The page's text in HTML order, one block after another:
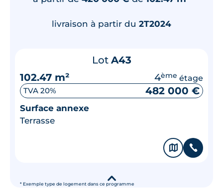
* Exemple type de logement dans ce programme
livraison à partir du 2T2024
Lot A43
102.47 m²
4ème étage
TVA 20% 482 000 €
Surface annexe
Terrasse
🗞 📞
▾